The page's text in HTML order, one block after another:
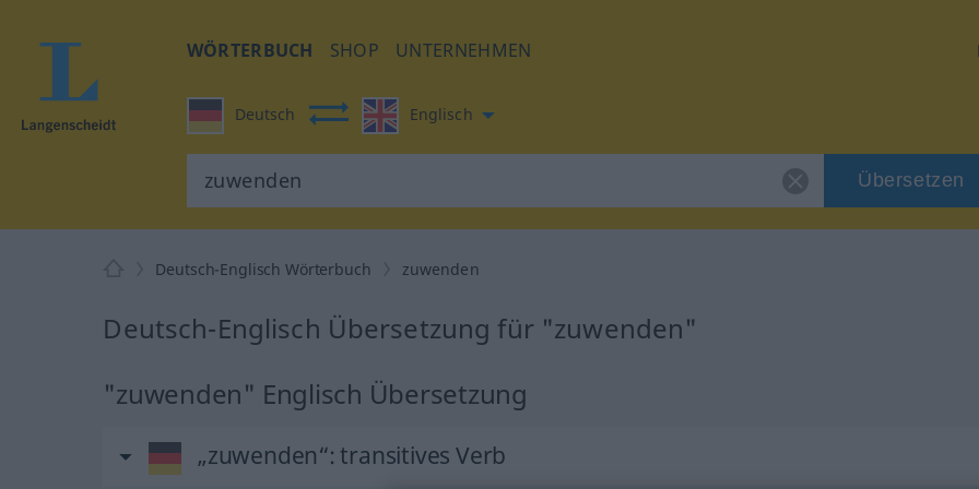
WÖRTERBUCH SHOP UNTERNEHMEN
Deutsch Englisch
Übersetzen
Deutsch-Englisch Wörterbuch zuwenden
Deutsch-Englisch Übersetzung für "zuwenden"
"zuwenden" Englisch Übersetzung
„zuwenden“: transitives Verb